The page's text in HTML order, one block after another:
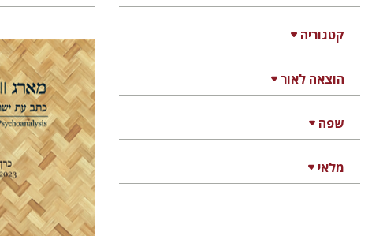
קטגוריה
הוצאה לאור
שפה
מלאי
דנה אמיר